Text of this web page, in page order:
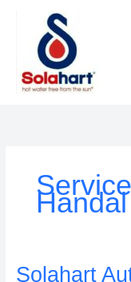
Handal
Solahart
Solahart